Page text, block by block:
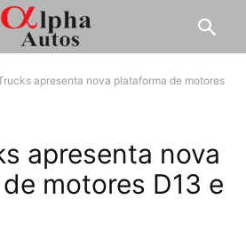
apresenta nova plataforma de motores
apresenta nova
motores D13 e